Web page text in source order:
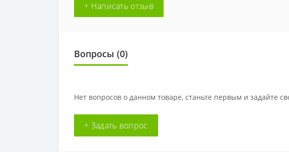
+ Написать отзыв
Вопросы (0)
Нет вопросов о данном товаре, станьте первым и задайте
+ Задать вопрос